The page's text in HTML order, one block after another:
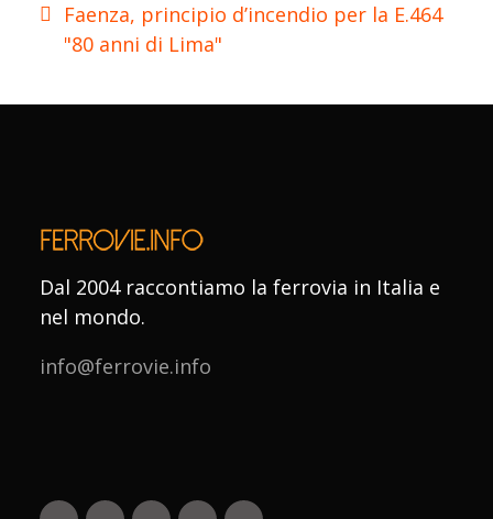
Faenza, principio d’incendio per la E.464
"80 anni di Lima"
Dal 2004 raccontiamo la ferrovia in Italia e
nel mondo.
info@ferrovie.info